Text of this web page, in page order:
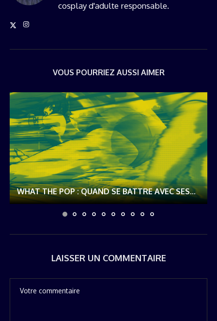
cosplay d'adulte responsable.
VOUS POURRIEZ AUSSI AIMER
WHAT THE POP : QUAND SE BATTRE AVEC SES...
LAISSER UN COMMENTAIRE